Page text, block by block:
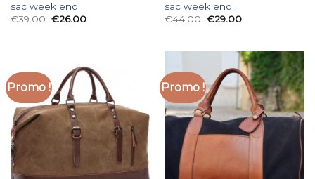
sac week end
€39.00 €26.00
sac week end
€44.00 €29.00
Promo ! Promo !